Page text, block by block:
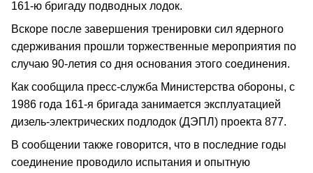
161-ю бригаду подводных лодок.
Вскоре после завершения тренировки сил ядерного
сдерживания прошли торжественные мероприятия по
случаю 90-летия со дня основания этого соединения.
Как сообщила пресс-служба Министерства обороны, с
1986 года 161-я бригада занимается эксплуатацией
дизель-электрических подлодок (ДЭПЛ) проекта 877.
В сообщении также говорится, что в последние годы
соединение проводило испытания и опытную